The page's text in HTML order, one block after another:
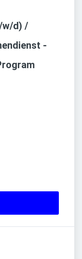
w/d) /
-